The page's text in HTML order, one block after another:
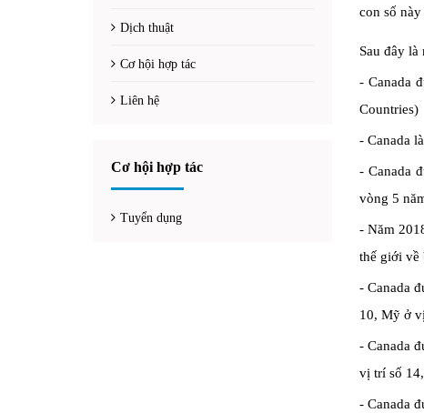
Dịch thuật
Cơ hội hợp tác
Liên hệ
Cơ hội hợp tác
Tuyển dụng
con số
Sau đây
- Canada
Countries)
- Canada
- Canada
vòng 5
- Năm
thế giới về
- Canada
10, Mỹ ở
- Canada
vị trí số
- Canada